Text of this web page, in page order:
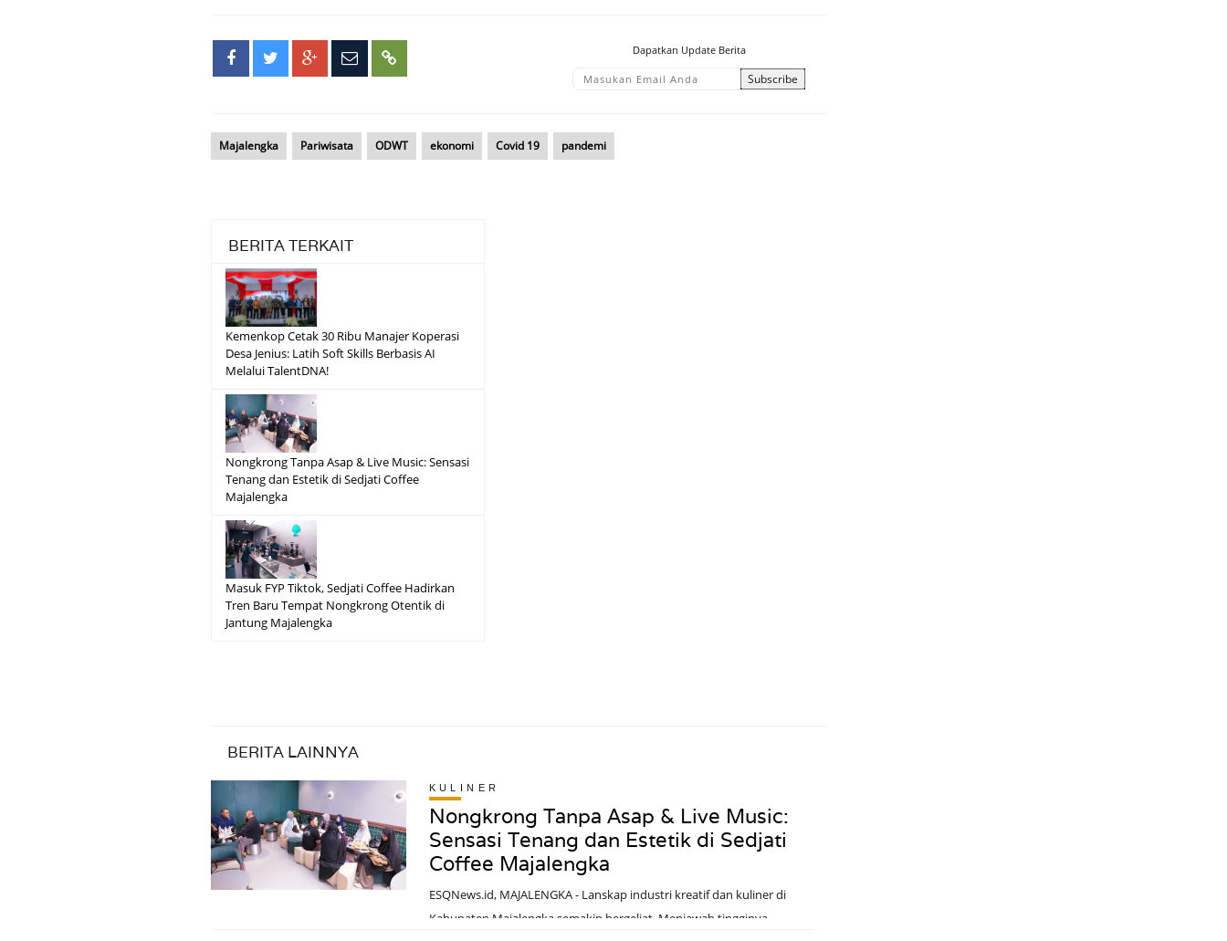
Dapatkan Update Berita
Majalengka Pariwisata ODWT ekonomi Covid 19 pandemi
BERITA TERKAIT
Kemenkop Cetak 30 Ribu Manajer Koperasi
Desa Jenius: Latih Soft Skills Berbasis AI
Melalui TalentDNA!
Nongkrong Tanpa Asap & Live Music: Sensasi
Tenang dan Estetik di Sedjati Coffee
Majalengka
Masuk FYP Tiktok, Sedjati Coffee Hadirkan
Tren Baru Tempat Nongkrong Otentik di
Jantung Majalengka
BERITA LAINNYA
KULINER
Nongkrong Tanpa Asap & Live Music:
Sensasi Tenang dan Estetik di Sedjati
Coffee Majalengka
ESQNews.id, MAJALENGKA - Lanskap industri kreatif dan kuliner di
Kabupaten Majalengka semakin bergeliat. Menjawab tingginya